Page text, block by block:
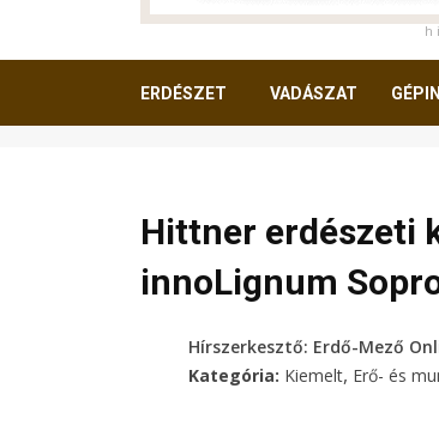
h
ERDÉSZET VADÁSZAT
Hittner erdészeti
innoLignum
Hírszerkesztő: Erdő-Mező
Kategória: Kiemelt, Erő- és